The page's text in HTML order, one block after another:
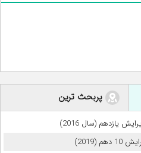
پربحث ترین
یازدهم (سال 2016)